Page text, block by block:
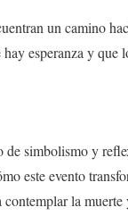
un camino
esperanza y
de simbolismo y
este evento
la